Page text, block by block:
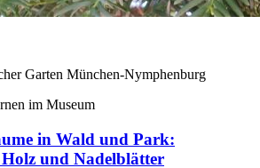
Garten München-Nymphenburg
im Museum
in Wald und Park:
und Nadelblätter